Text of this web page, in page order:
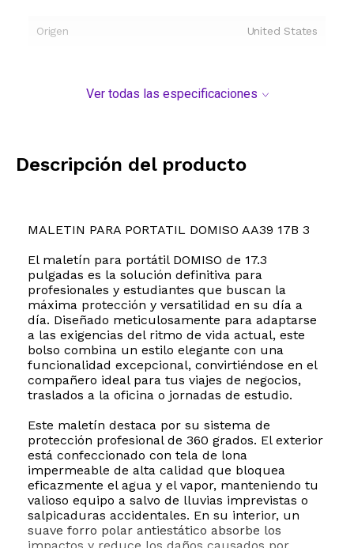
Origen United States
Ver todas las especificaciones
Descripción del producto
MALETIN PARA PORTATIL DOMISO AA39 17B 3
El maletín para portátil DOMISO de 17.3
pulgadas es la solución definitiva para
profesionales y estudiantes que buscan la
máxima protección y versatilidad en su día a
día. Diseñado meticulosamente para adaptarse
a las exigencias del ritmo de vida actual, este
bolso combina un estilo elegante con una
funcionalidad excepcional, convirtiéndose en el
compañero ideal para tus viajes de negocios,
traslados a la oficina o jornadas de estudio.
Este maletín destaca por su sistema de
protección profesional de 360 grados. El exterior
está confeccionado con tela de lona
impermeable de alta calidad que bloquea
eficazmente el agua y el vapor, manteniendo tu
valioso equipo a salvo de lluvias imprevistas o
salpicaduras accidentales. En su interior, un
suave forro polar antiestático absorbe los